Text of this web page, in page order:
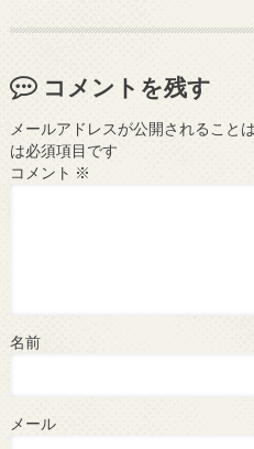
コメントを残す
メールアドレスが公開されること
は必須項目です
コメント ※
名前
メール